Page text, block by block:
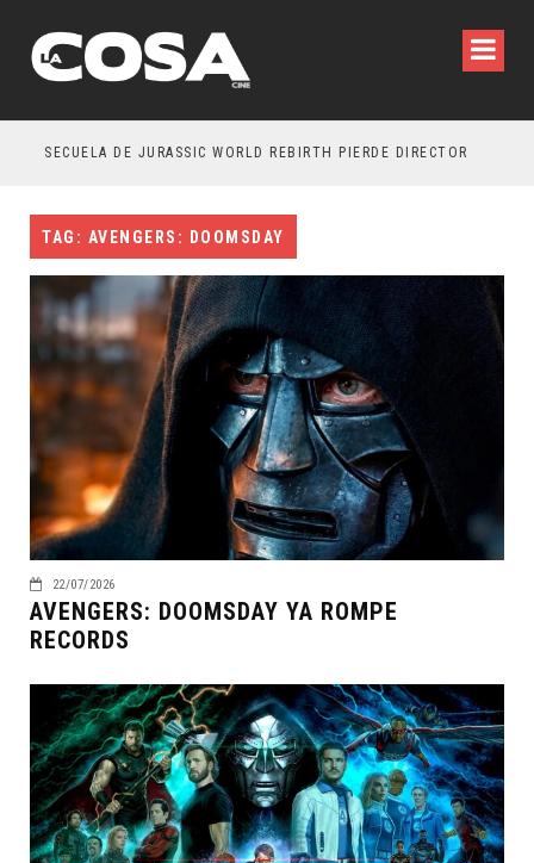
SECUELA DE JURASSIC WORLD REBIRTH PIERDE DIRECTOR
TAG: AVENGERS: DOOMSDAY
22/07/2026
AVENGERS: DOOMSDAY YA ROMPE
RECORDS